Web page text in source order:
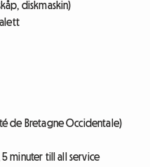
diskmaskin)
de Bretagne Occidentale)
minuter till all service